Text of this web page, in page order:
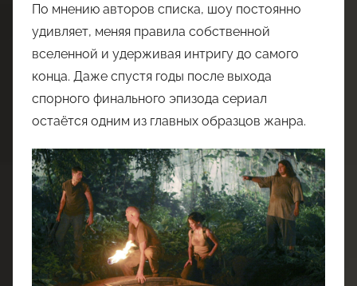
По мнению авторов списка, шоу постоянно
удивляет, меняя правила собственной
вселенной и удерживая интригу до самого
конца. Даже спустя годы после выхода
спорного финального эпизода сериал
остаётся одним из главных образцов жанра.